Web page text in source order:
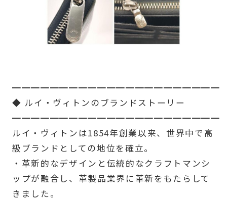
━━━━━━━━━━━━━━━━━━━━━━
◆ ルイ・ヴィトンのブランドストーリー
━━━━━━━━━━━━━━━━━━━━━━
ルイ・ヴィトンは1854年創業以来、世界中で高
級ブランドとしての地位を確立。
・革新的なデザインと伝統的なクラフトマンシ
ップが融合し、革製品業界に革新をもたらして
きました。